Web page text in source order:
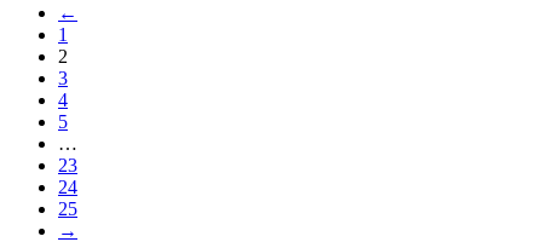
←
1
2
3
4
5
…
23
24
25
→